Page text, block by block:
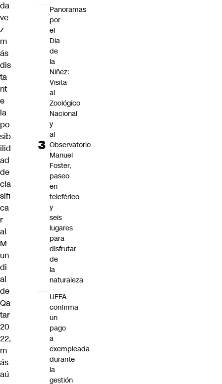
da
ve
z
m
ás
dis
ta
nt
e
la
po
sib
ilid
ad
de
cla
sifi
ca
r
al
M
un
di
al
de
Qa
tar
20
22,
m
ás
aú
Panoramas
por
el
Día
de
la
Niñez:
Visita
al
Zoológico
Nacional
y
al
Observatorio
Manuel
Foster,
paseo
en
teleférico
y
seis
lugares
para
disfrutar
de
la
naturaleza
UEFA
confirma
un
pago
a
exempleada
durante
la
gestión